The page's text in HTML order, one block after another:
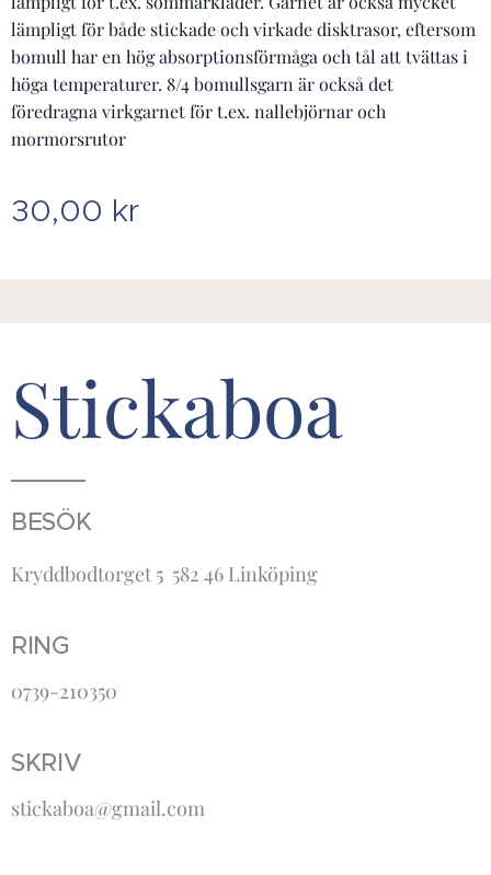
lämpligt för både stickade och virkade disktrasor, eftersom
bomull har en hög absorptionsförmåga och tål att tvättas i
höga temperaturer. 8/4 bomullsgarn är också det
föredragna virkgarnet för t.ex. nallebjörnar och
mormorsrutor
30,00 kr
Stickaboa
BESÖK
Kryddbodtorget 5 582 46 Linköping
RING
0739-210350
SKRIV
stickaboa@gmail.com